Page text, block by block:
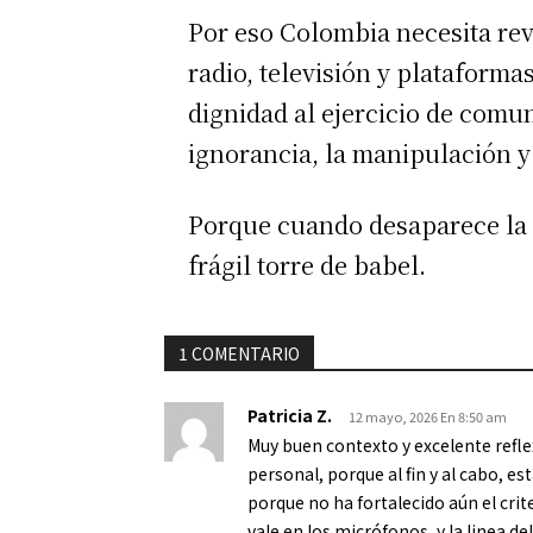
Por eso Colombia necesita
radio, televisión y
dignidad al ejercicio de
ignorancia, la manipulación
Porque cuando desaparece
frágil torre de babel.
1 COMENTARIO
Patricia Z. 12 mayo, 2026 En 8:50 am
Muy buen contexto y excelente
personal, porque al fin y al cabo,
porque no ha fortalecido aún el